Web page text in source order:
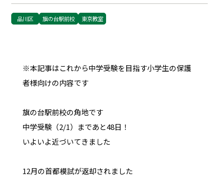
品川区 旗の台駅前校 東京教室
※本記事はこれから中学受験を目指す小学生の保護
者様向けの内容です
旗の台駅前校の角地です
中学受験（2/1）まであと48日！
いよいよ近づいてきました
12月の首都模試が返却されました